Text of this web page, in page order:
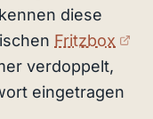
diese
Fritzbox
verdoppelt,
eingetragen